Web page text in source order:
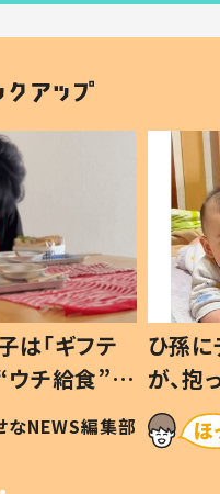
は「ギフテ
ウチ給食”を
#令和の親
なNEWS編集部
ひ孫
が、
「涙が
い」